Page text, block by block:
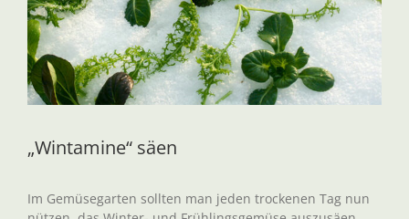
„Wintamine“ säen
Im Gemüsegarten sollten man jeden trockenen Tag nun